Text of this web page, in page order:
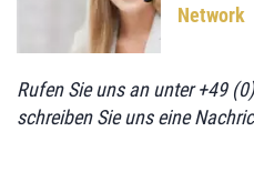
Network
Rufen Sie uns an unter +49
schreiben Sie uns eine